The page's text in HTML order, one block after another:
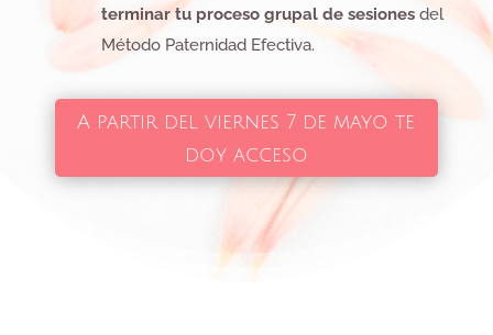
terminar tu proceso grupal de sesionesdel
Método Paternidad Efectiva.
A partir del viernes 7 de mayo te
doy acceso